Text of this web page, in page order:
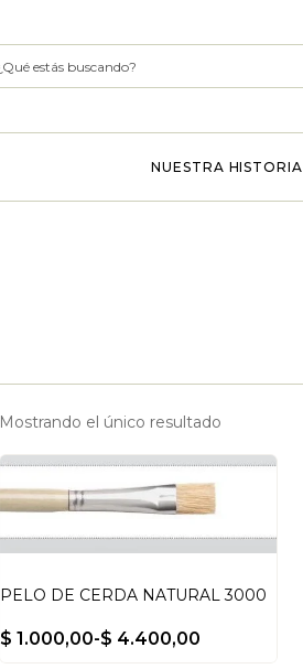
NUESTRA HISTORIA
Mostrando el único resultado
PELO DE CERDA NATURAL 3000
$ 1.000,00-$ 4.400,00